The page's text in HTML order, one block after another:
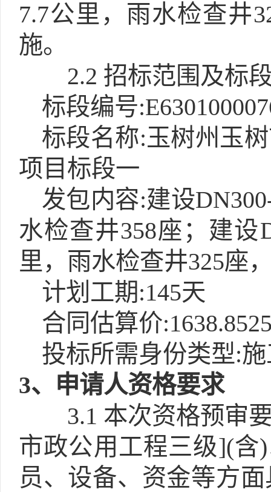
7.7公里，雨水检查井
施。
2.2 招标范围及标
标段编号
标段名称:玉树州玉
项目标段一
发包内容:建设
水检查井358座；建设
里，雨水检查井325座
计划工期:145天
合同估算价
投标所需身份类型:
3、申请人资格要求
3.1 本次资格预审
市政公用工程三级](含
员、设备、资金等方